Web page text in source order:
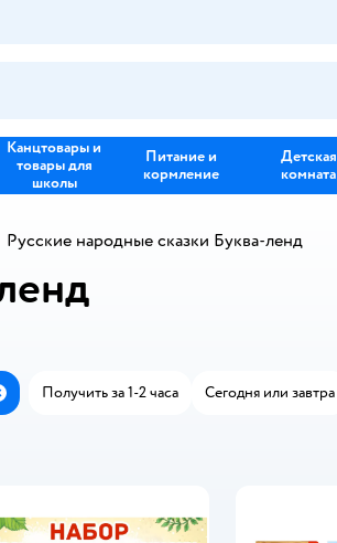
Канцтовары и
товары для
школы
Питание и
кормление
Детская
комната
Русские народные сказки Буква-ленд
Получить за 1-2 часа Сегодня или завтра